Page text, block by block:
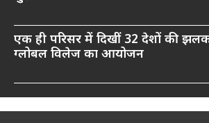
एक ही परिसर में दिखीं 32 देशों की
ग्लोबल विलेज का आयोजन